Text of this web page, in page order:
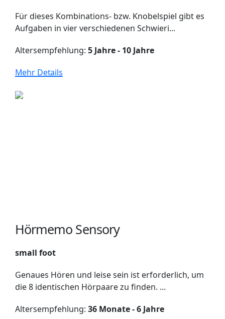
Für dieses Kombinations- bzw. Knobelspiel gibt es
Aufgaben in vier verschiedenen Schwieri...
Altersempfehlung: 5 Jahre - 10 Jahre
Mehr Details
Hörmemo Sensory
small foot
Genaues Hören und leise sein ist erforderlich, um
die 8 identischen Hörpaare zu finden. ...
Altersempfehlung: 36 Monate - 6 Jahre